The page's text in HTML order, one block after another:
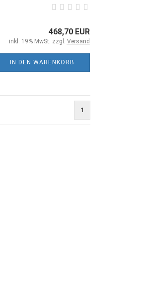
468,70 EUR
inkl. 19% MwSt. zzgl. Versand
IN DEN WARENKORB
1